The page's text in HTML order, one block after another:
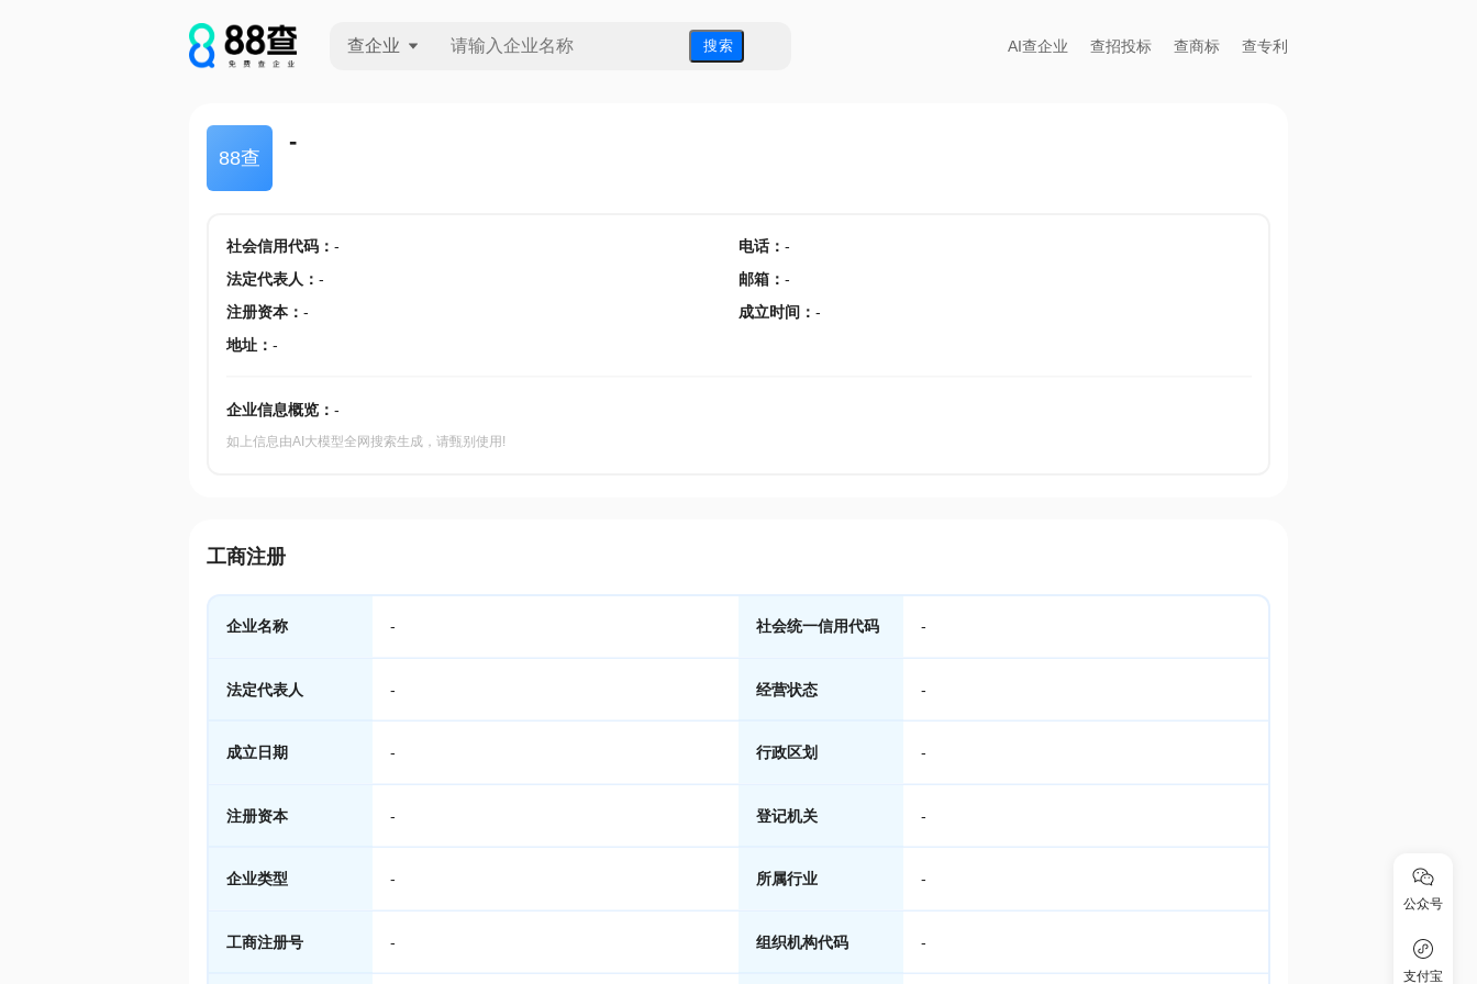
查企业 搜 索 AI查企业 查招投标 查商标 查专利
88查
-
社会信用代码： - 电话： -
法定代表人 ： - 邮箱 ： -
注册资本： - 成立时间 ： -
地址： -
企业信息概览： -
如上信息由AI大模型全网搜索生成，请甄别使用!
工商注册
企业名称 - 社会统一信用代码 -
法定代表人 - 经营状态 -
成立日期 - 行政区划 -
注册资本 - 登记机关 -
企业类型 - 所属行业 -
工商注册号 - 组织机构代码 -
公众号
支付宝